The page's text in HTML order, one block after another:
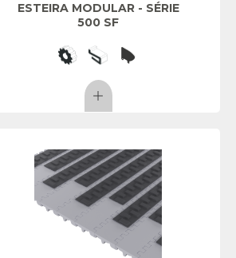
ESTEIRA MODULAR - SÉRIE
500 SF